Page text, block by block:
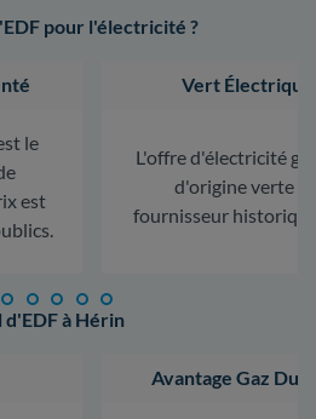
pour l'électricité ?
le
est
Vert Électrique
L'offre d'électricité
d'origine verte
fournisseur
à Hérin
Avantage Gaz